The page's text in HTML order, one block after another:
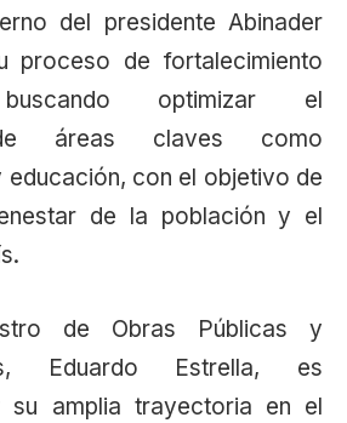
del presidente Abinader
proceso de fortalecimiento
buscando optimizar el
áreas claves como
educación, con el objetivo de
de la población y el
de Obras Públicas y
Eduardo Estrella, es
su amplia trayectoria en el